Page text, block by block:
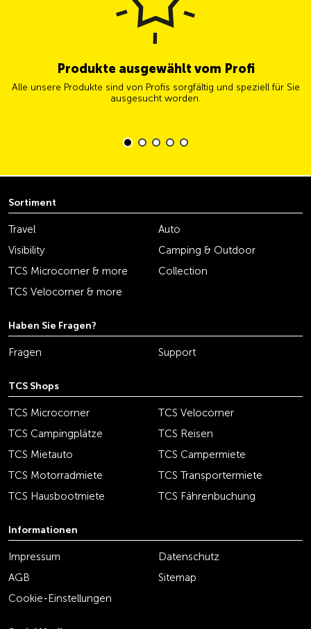
Produkte ausgewählt vom Profi
Alle unsere Produkte sind von Profis sorgfältig und speziell für Sie
ausgesucht worden.
Sortiment
Travel
Auto
Visibility
Camping & Outdoor
TCS Microcorner & more
Collection
TCS Velocorner & more
Haben Sie Fragen?
Fragen Support
TCS Shops
TCS Microcorner
TCS Velocorner
TCS Campingplätze
TCS Reisen
TCS Mietauto
TCS Campermiete
TCS Motorradmiete
TCS Transportermiete
TCS Hausbootmiete
TCS Fährenbuchung
Informationen
Impressum
Datenschutz
AGB
Sitemap
Cookie-Einstellungen